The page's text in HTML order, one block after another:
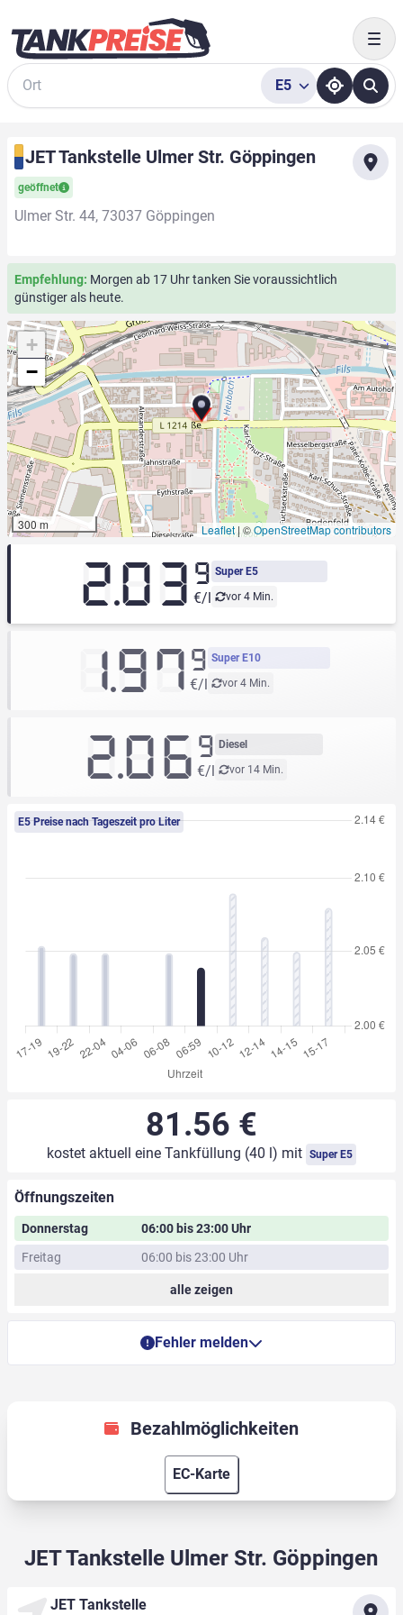
Suche
E5
JET Tankstelle Ulmer Str. Göppingen
geöffnet
Ulmer Str. 44, 73037 Göppingen
Empfehlung: Morgen ab 17 Uhr tanken Sie voraussichtlich
günstiger als heute.
+
−
300 m Leaflet|©OpenStreetMap contributors
Super E5
vor 4 Min.
2.03 9
€/l
Super E10
vor 4 Min.
1.979
€/l
Diesel
vor 14 Min.
2.069
€/l
E5 Preise nach Tageszeit pro Liter
81.56 €
kostet aktuell eine Tankfüllung (40 l) mit Super E5
Öffnungszeiten
Donnerstag
06:00 bis 23:00 Uhr
Freitag
06:00 bis 23:00 Uhr
alle zeigen
Fehler melden
Bezahlmöglichkeiten
EC-Karte
JET Tankstelle Ulmer Str. Göppingen
JET Tankstelle